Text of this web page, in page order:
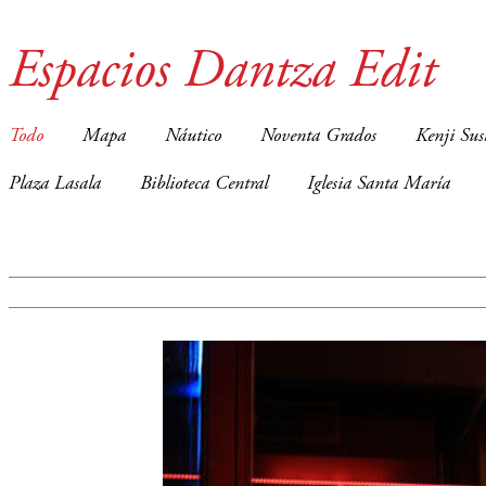
Espacios Dantza Edit
Todo Mapa Náutico Noventa Grados Kenji
Plaza Lasala Biblioteca Central Iglesia Santa María